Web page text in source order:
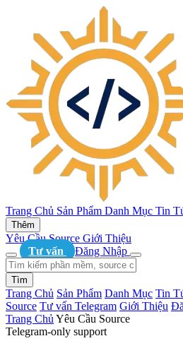
Trang Chủ Sản Phẩm Danh Mục Tin
Thêm
Yêu Cầu Source Giới Thiệu
Tư vấn
Đăng Nhập
Tìm
Trang Chủ Sản Phẩm Danh Mục Tin
Source Tư vấn Telegram Giới Thiệu
Trang Chủ Yêu Cầu Source
Telegram-only support